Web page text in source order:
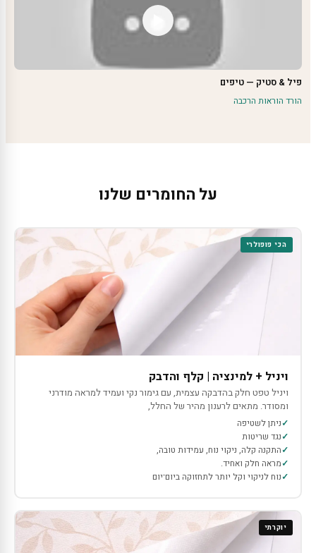
פיל & סטיק — טיפים
הורד הוראות הרכבה
על החומרים שלנו
הכי פופולרי
ויניל + למינציה | קלף והדבק
ויניל טפט חלק בהדבקה עצמית, עם גימור נקי ועמיד למראה מודרני
ומסודר. מתאים לרענון מהיר של החלל,
ניתן לשטיפה
נגד שריטות
התקנה קלה, ניקוי נוח, עמידות טובה,
מראה חלק ואחיד.
נוח לניקוי וקל יותר לתחזוקה ביום־יום
יוקרתי